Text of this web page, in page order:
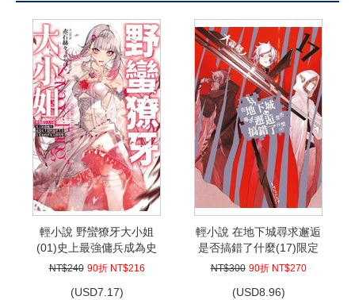
輕小說 野蠻獠牙大小姐
(01)史上最強傭兵成為史
上最凶暴虐千金在重來的
NT$240 90折 NT$216
(USD7.17)
輕小說 在地下城尋求邂逅
是否搞錯了什麼(17)限定
版
NT$300 90折 NT$270
(USD8.96)